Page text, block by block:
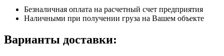
Безналичная оплата на расчетный счет предприятия
Наличными при получении груза на Вашем объекте
Варианты доставки: